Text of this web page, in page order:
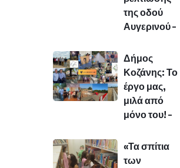
της οδού
Αυγερινού –
Δήμος
Κοζάνης: Το
έργο μας,
μιλά από
μόνο του! –
«Τα σπίτια
των